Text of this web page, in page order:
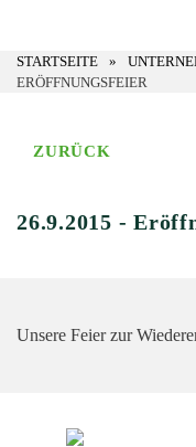
STARTSEITE
ERÖFFNUNGSFEIER
ZURÜCK
26.9.2015 -
Unsere Feier zur